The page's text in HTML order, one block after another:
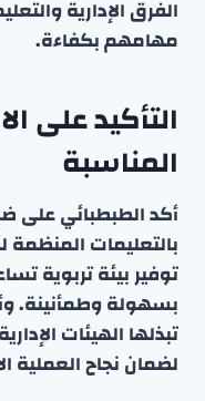
الفرق الإدارية
مهامهم بكفاءة.
التأكيد على
المناسبة
أكد الطبطبائي على
بالتعليمات
توفير بيئة تربوية
بسهولة وطمأنينة.
تبذلها الهيئات
لضمان نجاح العملية